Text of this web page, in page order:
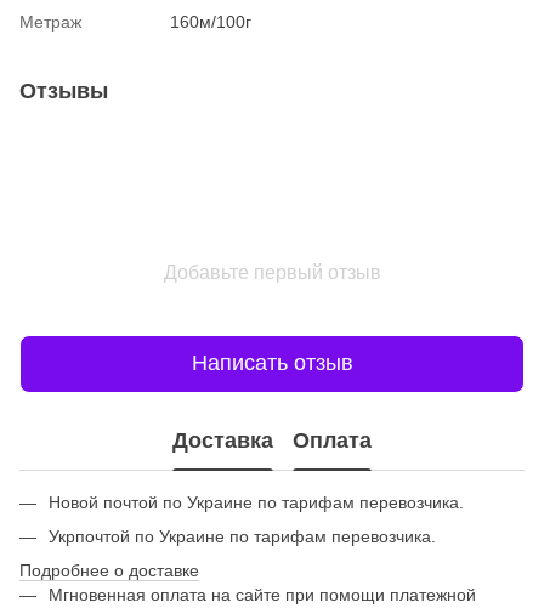
Метраж
160м/100г
Отзывы
Добавьте первый отзыв
Написать отзыв
Доставка Оплата
Новой почтой по Украине по тарифам перевозчика.
Укрпочтой по Украине по тарифам перевозчика.
Подробнее о доставке
Мгновенная оплата на сайте при помощи платежной